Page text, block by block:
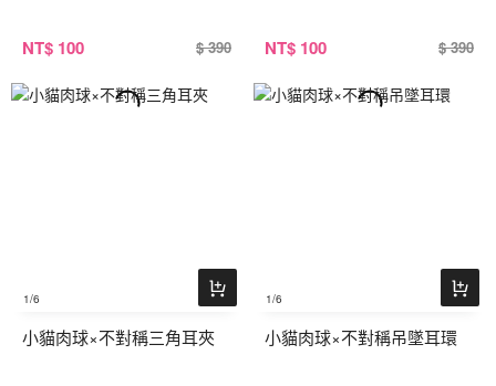
NT$ 100 $ 390 NT$ 100 $ 390
1/6
小貓肉球×不對稱三角耳夾
1/6
小貓肉球×不對稱吊墜耳環